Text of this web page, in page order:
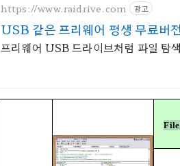
https://www.raidrive.com 광고
USB 같은 프리웨어 평생 무료버
프리웨어 USB 드라이브처럼 파일 탐